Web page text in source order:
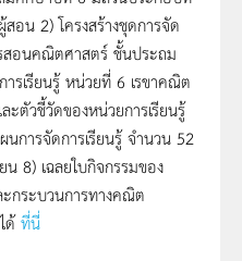
อน 2) โครงสร้างชุดการจัด
สอนคณิตศาสตร์ ชั้นประถม
รเรียนรู้ หน่วยที่ 6 เรขาคณิต
ตัวชี้วัดของหน่วยการเรียนรู้
การจัดการเรียนรู้ จำนวน 52
8) เฉลยใบกิจกรรมของ
กระบวนการทางคณิต
ด้ที่นี่